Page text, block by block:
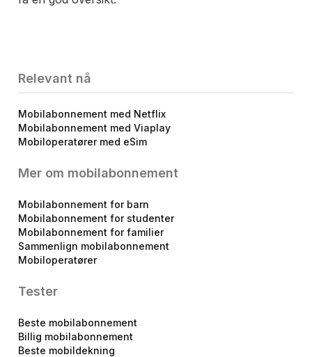
Relevant nå
Mobilabonnement med Netflix
Mobilabonnement med Viaplay
Mobiloperatører med eSim
Mer om mobilabonnement
Mobilabonnement for barn
Mobilabonnement for studenter
Mobilabonnement for familier
Sammenlign mobilabonnement
Mobiloperatører
Tester
Beste mobilabonnement
Billig mobilabonnement
Beste mobildekning